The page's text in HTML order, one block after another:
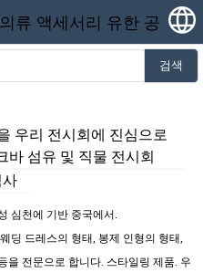
검색
우리 전시회에 진심으로
바 섬유 및 직물 전시회
사
심천에 기반 중국에서.
딩 드레스의 형태, 봉제 인형의 형태,
을 전문으로 합니다. 스타일링 제품. 우